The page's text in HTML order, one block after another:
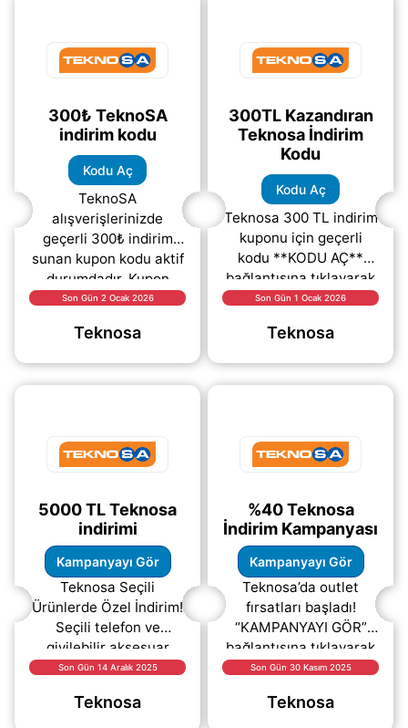
300₺ TeknoSA
indirim kodu
Kodu Aç
TeknoSA
alışverişlerinizde
geçerli 300₺ indirim
sunan kupon kodu aktif
durumdadır. Kupon
kodunu görüntülemek
seçeneğine tıklamanız
Son Gün 2 Ocak 2026
Teknosa
300TL Kazandıran
Teknosa İndirim
Kodu
Kodu Aç
Teknosa 300 TL indirim
kuponu için geçerli
kodu **KODU AÇ**
bağlantısına tıklayarak
hemen
Teknosa’nın online
Son Gün 1 Ocak 2026
Teknosa
5000 TL Teknosa
indirimi
Kampanyayı Gör
Teknosa Seçili
Ürünlerde Özel İndirim!
Seçili telefon ve
giyilebilir aksesuar
ürünlerinde 50.000 TL
5.000 TL indirim
Son Gün 14 Aralık 2025
Teknosa
%40 Teknosa
İndirim Kampanyası
Kampanyayı Gör
Teknosa’da outlet
fırsatları başladı!
“KAMPANYAYI GÖR”
bağlantısına tıklayarak
kampanyaya dair tüm
inceleyebilirsiniz. Seçili
Son Gün 30 Kasım 2025
Teknosa